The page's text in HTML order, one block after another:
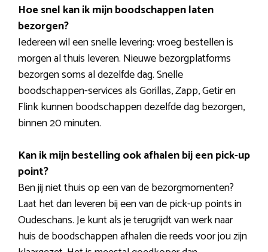
Hoe snel kan ik mijn boodschappen laten
bezorgen?
Iedereen wil een snelle levering: vroeg bestellen is
morgen al thuis leveren. Nieuwe bezorgplatforms
bezorgen soms al dezelfde dag. Snelle
boodschappen-services als Gorillas, Zapp, Getir en
Flink kunnen boodschappen dezelfde dag bezorgen,
binnen 20 minuten.
Kan ik mijn bestelling ook afhalen bij een pick-up
point?
Ben jij niet thuis op een van de bezorgmomenten?
Laat het dan leveren bij een van de pick-up points in
Oudeschans. Je kunt als je terugrijdt van werk naar
huis de boodschappen afhalen die reeds voor jou zijn